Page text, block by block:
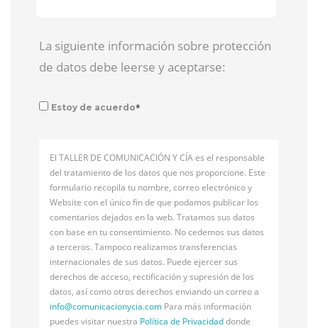
La siguiente información sobre protección
de datos debe leerse y aceptarse:
Estoy de acuerdo*
El TALLER DE COMUNICACIÓN Y CÍA es el responsable
del tratamiento de los datos que nos proporcione. Este
formulario recopila tu nombre, correo electrónico y
Website con el único fin de que podamos publicar los
comentarios dejados en la web. Tratamos sus datos
con base en tu consentimiento. No cedemos sus datos
a terceros. Tampoco realizamos transferencias
internacionales de sus datos. Puede ejercer sus
derechos de acceso, rectificación y supresión de los
datos, así como otros derechos enviando un correo a
info@comunicacionycia.com Para más información
puedes visitar nuestra Política de Privacidaddonde